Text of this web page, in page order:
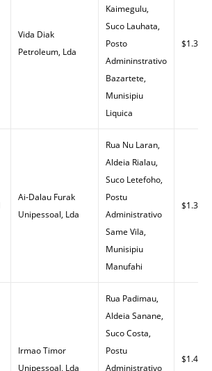
Vida Diak
Petroleum, Lda
Kaimegulu,
Suco Lauhata,
Posto
Admininstrativo
Bazartete,
Munisipiu
Liquica
$1.30
Ai-Dalau Furak
Unipessoal, Lda
Rua Nu Laran,
Aldeia Rialau,
Suco Letefoho,
Postu
Administrativo
Same Vila,
Munisipiu
Manufahi
$1.32
Irmao Timor
Unipessoal, Lda
Rua Padimau,
Aldeia Sanane,
Suco Costa,
Postu
Administrativo
$1.43